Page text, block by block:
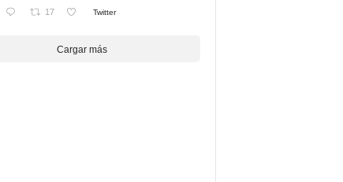
17 Twitter
Cargar más